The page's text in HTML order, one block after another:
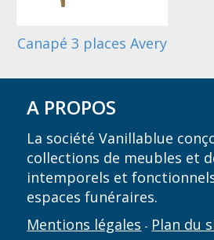
Canapé 3 places Avery
A PROPOS
La société Vanillablue
collections de meubles et
intemporels et
espaces funéraires.
Mentions légales - Plan du